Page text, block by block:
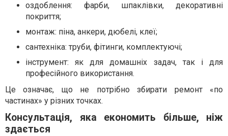
оздоблення: фарби, шпаклівки, декоративні
покриття;
монтаж: піна, анкери, дюбелі, клеї;
сантехніка: труби, фітинги, комплектуючі;
інструмент: як для домашніх задач, так і для
професійного використання.
Це означає, що не потрібно збирати ремонт «по
частинах» у різних точках.
Консультація, яка економить більше, ніж
здається